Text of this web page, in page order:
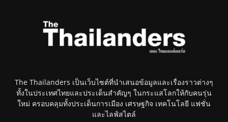
The Thailanders เป็นเว็บไซต์ที่นำเสนอข้อมูลและเรื่องราวต่างๆ
ทั้งในประเทศไทยและประเด็นสำคัญๆ ในกระแสโลกให้กับคนรุ่น
ใหม่ ครอบคลุมทั้งประเด็นการเมือง เศรษฐกิจ เทคโนโลยี แฟชั่น
และไลฟ์สไตล์